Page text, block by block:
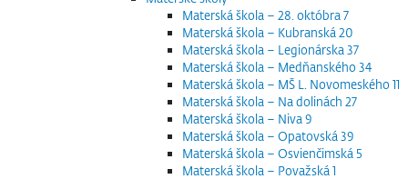
Materská škola – 28. októbra 7
Materská škola – Kubranská 20
Materská škola – Legionárska 37
Materská škola – Medňanského 34
Materská škola – MŠ L. Novomeského 11
Materská škola – Na dolinách 27
Materská škola – Niva 9
Materská škola – Opatovská 39
Materská škola – Osvienčimská 5
Materská škola – Považská 1